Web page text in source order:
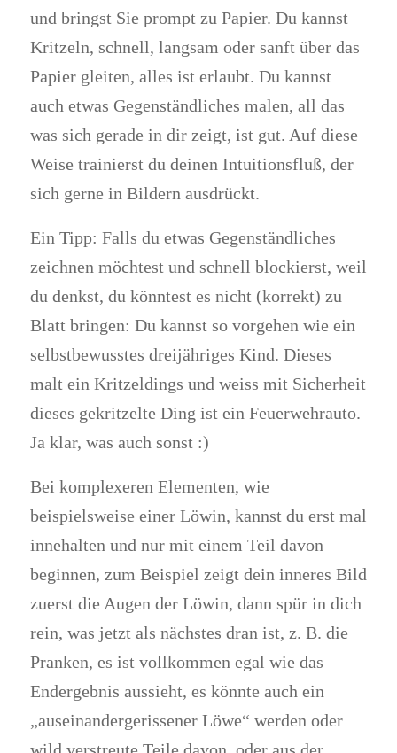
und bringst Sie prompt zu Papier. Du kannst
Kritzeln, schnell, langsam oder sanft über das
Papier gleiten, alles ist erlaubt. Du kannst
auch etwas Gegenständliches malen, all das
was sich gerade in dir zeigt, ist gut. Auf diese
Weise trainierst du deinen Intuitionsfluß, der
sich gerne in Bildern ausdrückt.
Ein Tipp: Falls du etwas Gegenständliches
zeichnen möchtest und schnell blockierst, weil
du denkst, du könntest es nicht (korrekt) zu
Blatt bringen: Du kannst so vorgehen wie ein
selbstbewusstes dreijähriges Kind. Dieses
malt ein Kritzeldings und weiss mit Sicherheit
dieses gekritzelte Ding ist ein Feuerwehrauto.
Ja klar, was auch sonst :)
Bei komplexeren Elementen, wie
beispielsweise einer Löwin, kannst du erst mal
innehalten und nur mit einem Teil davon
beginnen, zum Beispiel zeigt dein inneres Bild
zuerst die Augen der Löwin, dann spür in dich
rein, was jetzt als nächstes dran ist, z. B. die
Pranken, es ist vollkommen egal wie das
Endergebnis aussieht, es könnte auch ein
„auseinandergerissener Löwe“ werden oder